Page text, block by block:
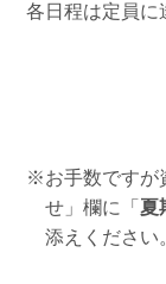
各日程は定員に
※お手数ですが
せ」欄に「 夏
添えください